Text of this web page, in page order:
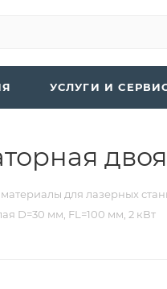
УСЛУГИ И
для лазерных
D=30 мм, FL=100 мм, 2 кВт